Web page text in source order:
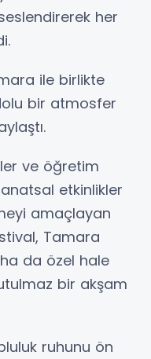
her
ile birlikte
bir atmosfer
ve öğretim
etkinlikler
amaçlayan
Tamara
da özel hale
bir akşam
ruhunu ön